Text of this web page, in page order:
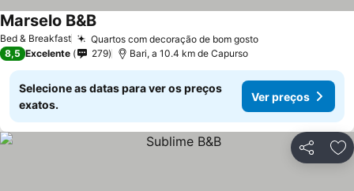
Bed & Breakfast Quartos com decoração de bom gosto
Marselo B&B
8,5 Excelente 279 Bari, a 10.4 km de Capurso
Selecione as datas para ver os preços
exatos.
Ver preços
Partilhar